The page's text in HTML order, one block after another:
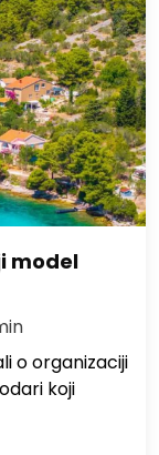
model
o organizaciji
koji